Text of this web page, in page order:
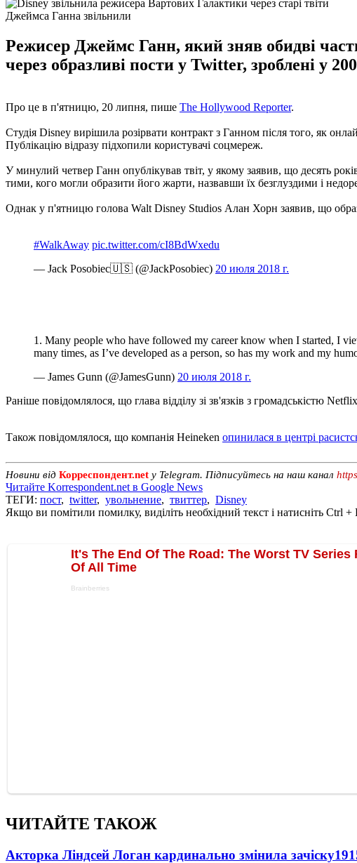
Джеймса Ганна звільнили
Режисер Джеймс Ганн, який зняв обидві
через образливі пости у Twitter, зроблені у
Про це в п'ятницю, 20 липня, пише The Hollywood Reporter.
Студія Disney вирішила розірвати контракт з Ганном після того, як
Публікацію відразу підхопили користувачі соцмереж.
У минулий четвер Ганн опублікував твіт, у якому заявив, що десять
тими, кого могли образити його жарти, назвавши їх безглуздими і
Однак у п'ятницю голова Walt Disney Studios Алан Хорн заявив, що
#WalkAway pic.twitter.com/cI8BdWxedu
— Jack Posobiec🇺🇸 (@JackPosobiec) 20 июля 2018 г.
1. Many people who have followed my career know when I started, I
many times, as I’ve developed as a person, so has my work and my
— James Gunn (@JamesGunn) 20 июля 2018 г.
Раніше повідомлялося, що глава відділу зі зв'язків з громадськістю
Також повідомлялося, що компанія Heineken опинилася в центрі
Новини від Корреспондент.net у Telegram. Підписуйтесь на наш канал
Читайте Korrespondent.net в Google News
ТЕГИ: пост, twitter, увольнение, твиттер, Disney
Якщо ви помітили помилку, виділіть необхідний текст і натисніть Ctrl
ЧИТАЙТЕ ТАКОЖ
Акторка Ліндсей Логан кардинально змінила зачіску